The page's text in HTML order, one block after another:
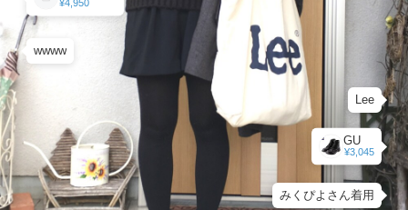
GU
¥3,045
Lee
wwww
みくぴよさん着用